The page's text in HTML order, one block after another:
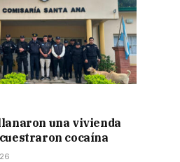
una vivienda
cocaína